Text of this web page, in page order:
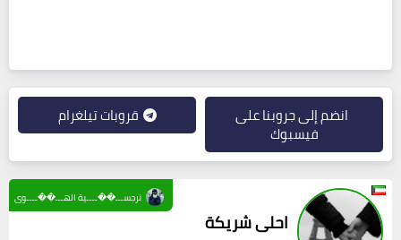
انضم إلى جروبنا على
فيسبوك
قروبات تيلغرام
احلى شريكة
نرجســـ��ــــية الهـــ��ــــوى